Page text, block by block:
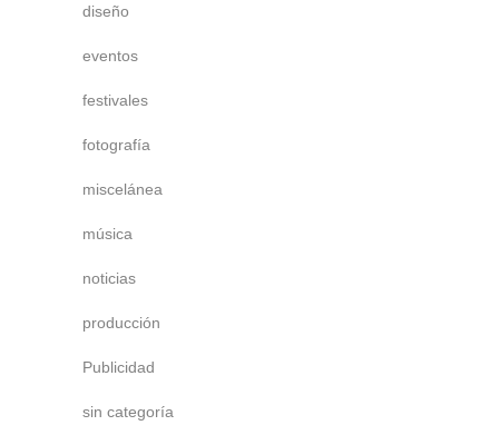
diseño
eventos
festivales
fotografía
miscelánea
música
noticias
producción
Publicidad
sin categoría